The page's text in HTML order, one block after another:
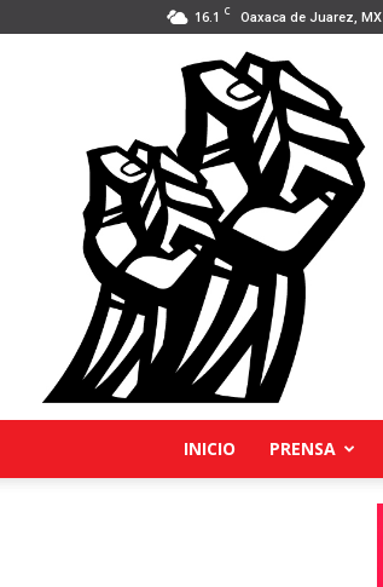
16.1 C Oaxaca de Juarez, MX
INICIO PRENSA